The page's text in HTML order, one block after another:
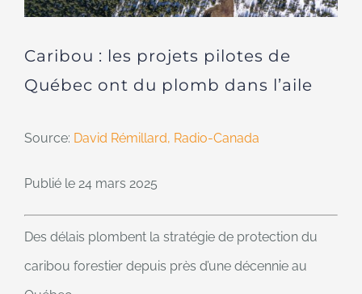
Caribou : les projets pilotes de
Québec ont du plomb dans l’aile
Source: David Rémillard, Radio-Canada
Publié le 24 mars 2025
Des délais plombent la stratégie de protection du
caribou forestier depuis près d’une décennie au